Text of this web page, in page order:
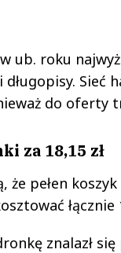
ub. roku
Sieć
do oferty
za 18,15 zł
pełen
znalazł